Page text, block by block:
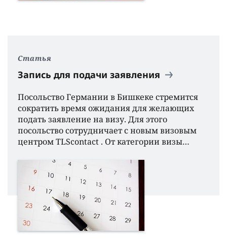
Статья
Запись для подачи заявления
Посольство Германии в Бишкеке стремится
сократить время ожидания для желающих
подать заявление на визу. Для этого
посольство сотрудничает с новым визовым
центром TLScontact . От категории визы…